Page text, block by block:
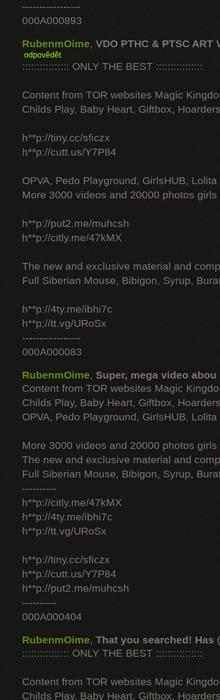
-----------------
000A000893
RubenmOime, VDO PTHC & PTSC ART
odpovědět
:::::::::::::::: ONLY THE BEST ::::::::::::::::
Content from TOR websites Magic
Childs Play, Baby Heart, Giftbox,
h**p://tiny.cc/sficzx
h**p://cutt.us/Y7P84
OPVA, Pedo Playground, GirlsHUB, Lolita
More 3000 videos and 20000 photos
h**p://put2.me/muhcsh
h**p://citly.me/47kMX
The new and exclusive material and
Full Siberian Mouse, Bibigon, Syrup,
h**p://4ty.me/ibhi7c
h**p://tt.vg/URoSx
-----------------
000A000083
RubenmOime, Super, mega video abou
Content from TOR websites Magic
Childs Play, Baby Heart, Giftbox,
OPVA, Pedo Playground, GirlsHUB, Lolita
More 3000 videos and 20000 photos
The new and exclusive material and
Full Siberian Mouse, Bibigon, Syrup,
----------
h**p://citly.me/47kMX
h**p://4ty.me/ibhi7c
h**p://tt.vg/URoSx
h**p://tiny.cc/sficzx
h**p://cutt.us/Y7P84
h**p://put2.me/muhcsh
----------
000A000404
RubenmOime, That you searched! Has
:::::::::::::::: ONLY THE BEST ::::::::::::::::
Content from TOR websites Magic
Childs Play, Baby Heart, Giftbox,